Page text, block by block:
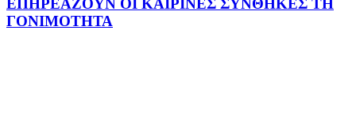
ΕΠΗΡΕΑΖΟΥΝ ΟΙ ΚΑΙΡΙΝΕΣ ΣΥΝΘΗΚΕΣ ΤΗ
ΓΟΝΙΜΟΤΗΤΑ